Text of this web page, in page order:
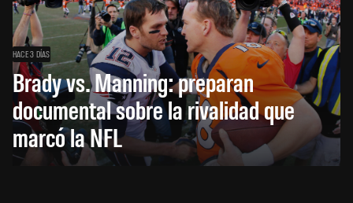
HACE 3 DÍAS
Brady vs. Manning: preparan
documental sobre la rivalidad que
marcó la NFL